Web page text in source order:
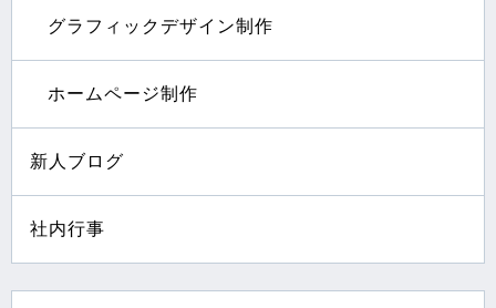
グラフィックデザイン制作
ホームページ制作
新人ブログ
社内行事